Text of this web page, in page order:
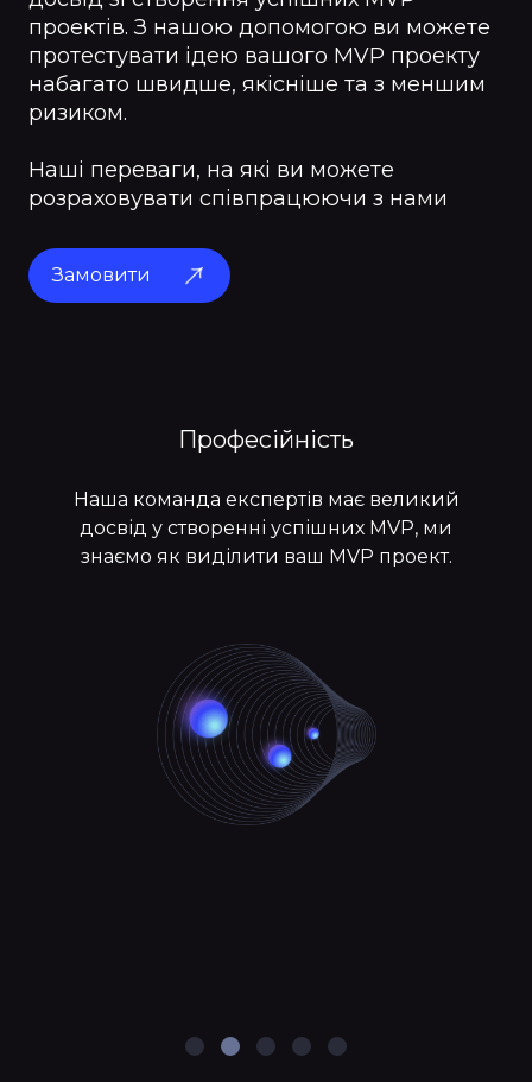
проектів. З нашою допомогою ви можете
протестувати ідею вашого MVP проекту
набагато швидше, якісніше та з меншим
ризиком.
Наші переваги, на які ви можете
розраховувати співпрацюючи з нами
Замовити
Професійність
Наша команда експертів має великий
досвід у створенні успішних MVP, ми
знаємо як виділити ваш MVP проект.